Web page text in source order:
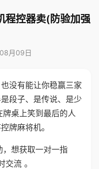
程控器卖(防验加强
月09日
没有能让你稳赢三家
段子、是传说、是少
桌上笑到最后的人
牌麻将机。
想获取一对一指
流 。